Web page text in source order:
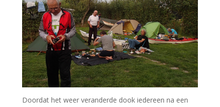
Doordat het weer veranderde dook iedereen na een